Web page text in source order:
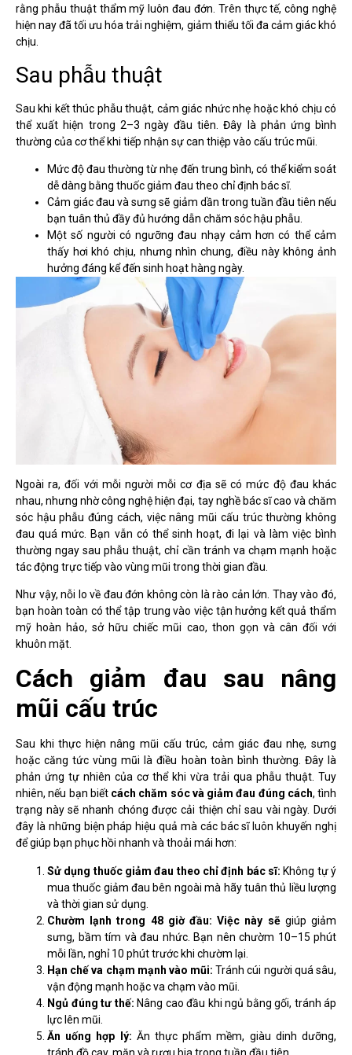
rằng phẫu thuật thẩm mỹ luôn đau đớn. Trên thực tế, công nghệ
hiện nay đã tối ưu hóa trải nghiệm, giảm thiểu tối đa cảm giác khó
chịu.
Sau phẫu thuật
Sau khi kết thúc phẫu thuật, cảm giác nhức nhẹ hoặc khó chịu có
thể xuất hiện trong 2–3 ngày đầu tiên. Đây là phản ứng bình
thường của cơ thể khi tiếp nhận sự can thiệp vào cấu trúc mũi.
Mức độ đau thường từ nhẹ đến trung bình, có thể kiểm soát
dễ dàng bằng thuốc giảm đau theo chỉ định bác sĩ.
Cảm giác đau và sưng sẽ giảm dần trong tuần đầu tiên nếu
bạn tuân thủ đầy đủ hướng dẫn chăm sóc hậu phẫu.
Một số người có ngưỡng đau nhạy cảm hơn có thể cảm
thấy hơi khó chịu, nhưng nhìn chung, điều này không ảnh
hưởng đáng kể đến sinh hoạt hàng ngày.
Ngoài ra, đối với mỗi người mỗi cơ địa sẽ có mức độ đau khác
nhau, nhưng nhờ công nghệ hiện đại, tay nghề bác sĩ cao và chăm
sóc hậu phẫu đúng cách, việc nâng mũi cấu trúc thường không
đau quá mức. Bạn vẫn có thể sinh hoạt, đi lại và làm việc bình
thường ngay sau phẫu thuật, chỉ cần tránh va chạm mạnh hoặc
tác động trực tiếp vào vùng mũi trong thời gian đầu.
Như vậy, nỗi lo về đau đớn không còn là rào cản lớn. Thay vào đó,
bạn hoàn toàn có thể tập trung vào việc tận hưởng kết quả thẩm
mỹ hoàn hảo, sở hữu chiếc mũi cao, thon gọn và cân đối với
khuôn mặt.
Cách giảm đau sau nâng
mũi cấu trúc
Sau khi thực hiện nâng mũi cấu trúc, cảm giác đau nhẹ, sưng
hoặc căng tức vùng mũi là điều hoàn toàn bình thường. Đây là
phản ứng tự nhiên của cơ thể khi vừa trải qua phẫu thuật. Tuy
nhiên, nếu bạn biết cách chăm sóc và giảm đau đúng cách, tình
trạng này sẽ nhanh chóng được cải thiện chỉ sau vài ngày. Dưới
đây là những biện pháp hiệu quả mà các bác sĩ luôn khuyến nghị
để giúp bạn phục hồi nhanh và thoải mái hơn:
Sử dụng thuốc giảm đau theo chỉ định bác sĩ: Không tự ý
mua thuốc giảm đau bên ngoài mà hãy tuân thủ liều lượng
và thời gian sử dụng.
Chườm lạnh trong 48 giờ đầu: Việc này sẽ giúp giảm
sưng, bầm tím và đau nhức. Bạn nên chườm 10–15 phút
mỗi lần, nghỉ 10 phút trước khi chườm lại.
Hạn chế va chạm mạnh vào mũi:Tránh cúi người quá sâu,
vận động mạnh hoặc va chạm vào mũi.
Ngủ đúng tư thế: Nâng cao đầu khi ngủ bằng gối, tránh áp
lực lên mũi.
Ăn uống hợp lý: Ăn thực phẩm mềm, giàu dinh dưỡng,